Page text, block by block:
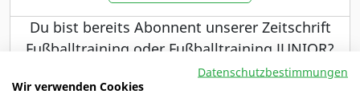
Du bist bereits Abonnent unserer Zeitschrift
Fußballtraining oder Fußballtraining JUNIOR?
Dann haben wir ein besonderes Angebot für dich.
Datenschutzbestimmungen
Wir verwenden Cookies